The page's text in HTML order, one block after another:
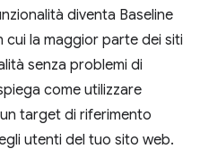
diventa Baseline
cui la maggior parte dei siti
senza problemi di
come utilizzare
target di riferimento
utenti del tuo sito web.